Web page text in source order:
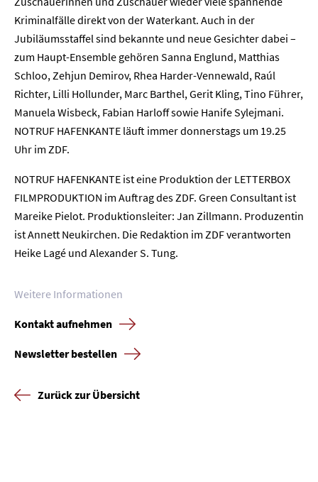
Kriminalfälle direkt von der Waterkant. Auch in der
Jubiläumsstaffel sind bekannte und neue Gesichter dabei –
zum Haupt-Ensemble gehören Sanna Englund, Matthias
Schloo, Zehjun Demirov, Rhea Harder-Vennewald, Raúl
Richter, Lilli Hollunder, Marc Barthel, Gerit Kling, Tino Führer,
Manuela Wisbeck, Fabian Harloff sowie Hanife Sylejmani.
NOTRUF HAFENKANTE läuft immer donnerstags um 19.25
Uhr im ZDF.
NOTRUF HAFENKANTE ist eine Produktion der LETTERBOX
FILMPRODUKTION im Auftrag des ZDF. Green Consultant ist
Mareike Pielot. Produktionsleiter: Jan Zillmann. Produzentin
ist Annett Neukirchen. Die Redaktion im ZDF verantworten
Heike Lagé und Alexander S. Tung.
Weitere Informationen
Kontakt aufnehmen
Newsletter bestellen
Zurück zur Übersicht
Presse
Karriere
Kontakt
Newsletter Datenschutz Impressum